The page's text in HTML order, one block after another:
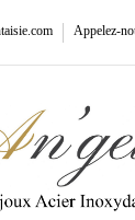
Appelez-